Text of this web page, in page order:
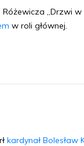
„Drzwi w
w roli głównej.
kardynał Bolesław